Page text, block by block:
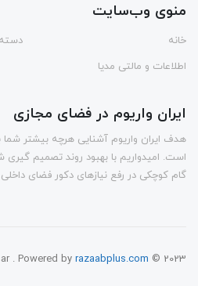
منوی وب‌سایت
خانه
دسته
اطلاعات و مالتی مدیا
ایران واریوم در فضای مجازی
هدف ایران واریوم آشنایی هرچه بیشتر شما
است. امیدواریم با بهبود روند تصمیم گیری
گام کوچکی در رفع نیازهای دکور فضای
. Powered by razaabplus.com © 2023